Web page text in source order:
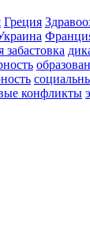
Греция
забастовка
конфликты